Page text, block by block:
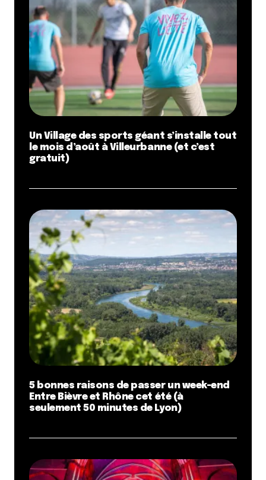
Un Village des sports géant s’installe tout
le mois d’août à Villeurbanne (et c’est
gratuit)
5 bonnes raisons de passer un week-end
Entre Bièvre et Rhône cet été (à
seulement 50 minutes de Lyon)